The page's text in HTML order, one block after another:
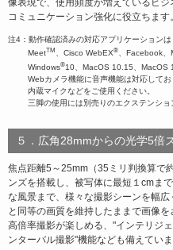
像表現で、使用頻度が増えているビ
コミュニケーション強化に役立ちます。
注4：動作確認済みの対応アプリケーション
MeetTM 、Cisco WebEX®、Facebook、
Windows®10、MacOS 10.15、MacOS
Webカメラ機能に音声機能は対応して
内蔵マイクなどをご使用ください。
三脚の使用には別売りのエクステンショ
５．広角28mmからの光学5倍
焦点距離5～25mm（35ミリ判換算で
ンズを搭載し、被写体に最短１cmま
な風景まで、様々な撮影シーンを幅
と同等の画質を維持したままで画像
高倍率撮影が楽しめる、"インテリジ
ンターバル撮影"機能なども備えていま